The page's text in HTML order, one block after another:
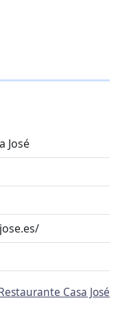
José
Casa José